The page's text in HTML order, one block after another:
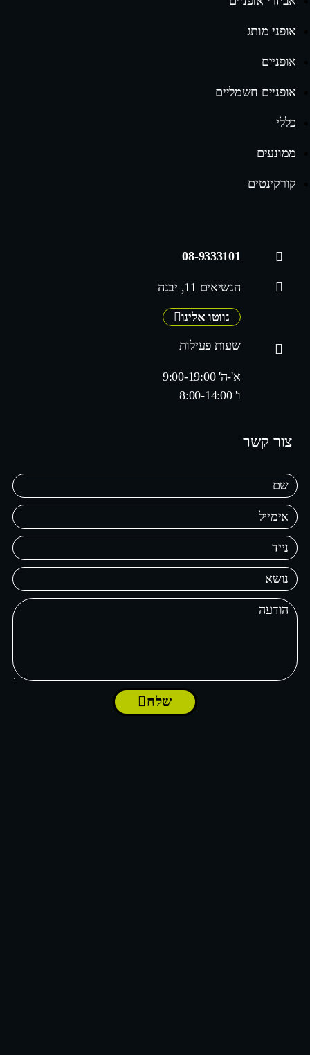
אופני מותג
אופניים
אופניים חשמליים
כללי
ממונעים
קורקינטים
08-9333101
הנשיאים 11, יבנה
נווטו אלינו
שעות פעילות
א'-ה' 9:00-19:00
ו' 8:00-14:00
צור קשר
שלח